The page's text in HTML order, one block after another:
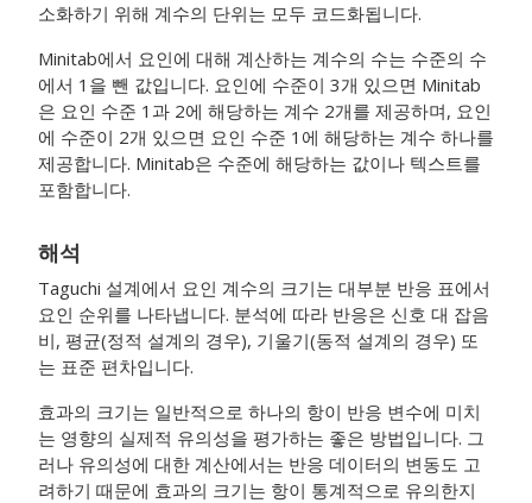
소화하기 위해 계수의 단위는 모두 코드화됩니다.
Minitab에서 요인에 대해 계산하는 계수의 수는 수준의 수
에서 1을 뺀 값입니다. 요인에 수준이 3개 있으면 Minitab
은 요인 수준 1과 2에 해당하는 계수 2개를 제공하며, 요인
에 수준이 2개 있으면 요인 수준 1에 해당하는 계수 하나를
제공합니다. Minitab은 수준에 해당하는 값이나 텍스트를
포함합니다.
해석
Taguchi 설계에서 요인 계수의 크기는 대부분 반응 표에서
요인 순위를 나타냅니다. 분석에 따라 반응은 신호 대 잡음
비, 평균(정적 설계의 경우), 기울기(동적 설계의 경우) 또
는 표준 편차입니다.
효과의 크기는 일반적으로 하나의 항이 반응 변수에 미치
는 영향의 실제적 유의성을 평가하는 좋은 방법입니다. 그
러나 유의성에 대한 계산에서는 반응 데이터의 변동도 고
려하기 때문에 효과의 크기는 항이 통계적으로 유의한지